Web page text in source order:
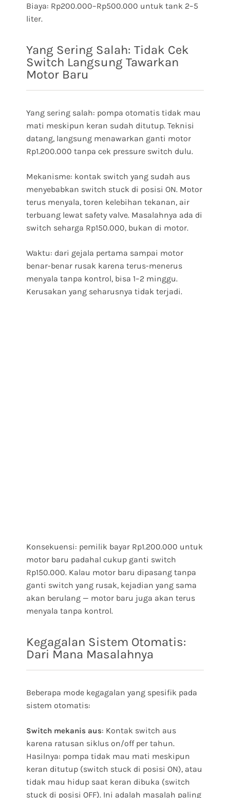
Biaya: Rp200.000–Rp500.000 untuk tank 2–5
liter.
Yang Sering Salah: Tidak Cek
Switch Langsung Tawarkan
Motor Baru
Yang sering salah: pompa otomatis tidak mau
mati meskipun keran sudah ditutup. Teknisi
datang, langsung menawarkan ganti motor
Rp1.200.000 tanpa cek pressure switch dulu.
Mekanisme: kontak switch yang sudah aus
menyebabkan switch stuck di posisi ON. Motor
terus menyala, toren kelebihan tekanan, air
terbuang lewat safety valve. Masalahnya ada di
switch seharga Rp150.000, bukan di motor.
Waktu: dari gejala pertama sampai motor
benar-benar rusak karena terus-menerus
menyala tanpa kontrol, bisa 1–2 minggu.
Kerusakan yang seharusnya tidak terjadi.
Konsekuensi: pemilik bayar Rp1.200.000 untuk
motor baru padahal cukup ganti switch
Rp150.000. Kalau motor baru dipasang tanpa
ganti switch yang rusak, kejadian yang sama
akan berulang — motor baru juga akan terus
menyala tanpa kontrol.
Kegagalan Sistem Otomatis:
Dari Mana Masalahnya
Beberapa mode kegagalan yang spesifik pada
sistem otomatis:
Switch mekanis aus: Kontak switch aus
karena ratusan siklus on/off per tahun.
Hasilnya: pompa tidak mau mati meskipun
keran ditutup (switch stuck di posisi ON), atau
tidak mau hidup saat keran dibuka (switch
stuck di posisi OFF). Ini adalah masalah paling